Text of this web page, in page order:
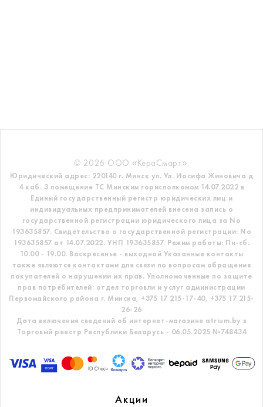
© 2026 ООО «КераСмарт».
Юридический адрес: 220140 г. Минск ул. Ул. Иосифа Жиновича д
4 каб. 3 помещение ТС Минским горисполкомом 14.07.2022 в
Единый государственный регистр юридических лиц и
индивидуальных предпринимателей внесена запись о
государственной регистрации юридического лица за No
193635857. Свидетельство о государственной регистрации: No
193635857 от 14.07.2022. УНП 193635857. Режим работы: Пн-сб.
10.00 - 19.00. Воскресенье - выходной Указанные контакты
также являются контактами для связи по вопросам обращения
покупателей о нарушении их прав. Уполномоченные по защите
прав потребителей: отдел торговли и услуг администрации
Первомайского района г. Минска, +375 17 215-17-40, +375 17 215-
26-26
Дата включения сведений об интернет-магазине atrium.by в
Торговый реестр Республики Беларусь - 06.05.2025 №748434
Акции